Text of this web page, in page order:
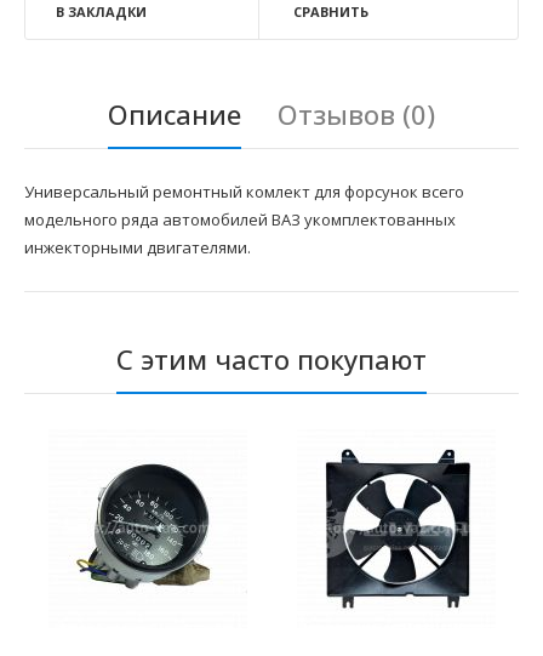
В ЗАКЛАДКИ СРАВНИТЬ
Описание Отзывов (0)
Универсальный ремонтный комлект для форсунок всего
модельного ряда автомобилей ВАЗ укомплектованных
инжекторными двигателями.
С этим часто покупают